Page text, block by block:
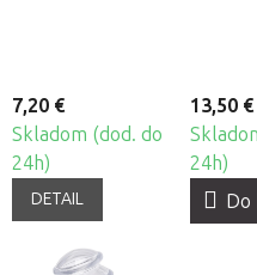
7,20 €
Skladom (dod. do
24h)
DETAIL
13,50 €
24h)
Do